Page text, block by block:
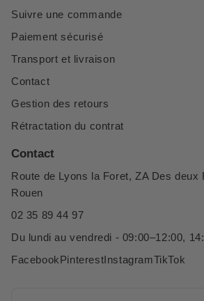
Suivre une commande
Paiement sécurisé
Transport et livraison
Contact
Gestion des retours
Rétractation du contrat
Contact
Route de Lyons la Foret, ZA Des deux
Rouen
02 35 89 44 97
Du lundi au vendredi - 09:00–12:00,
FacebookPinterestInstagramTikTok